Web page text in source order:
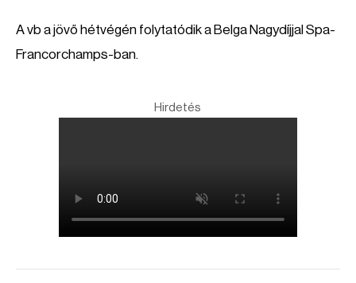
A vb a jövő hétvégén folytatódik a Belga Nagydíjjal Spa-
Francorchamps-ban.
Hirdetés